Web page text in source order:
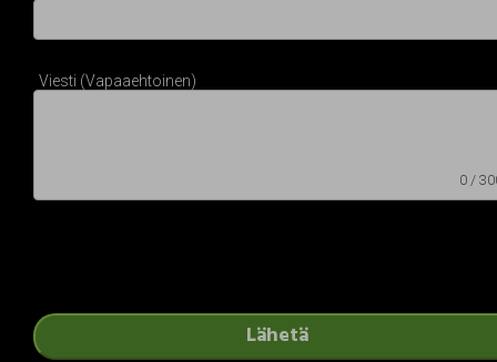
Viesti (Vapaaehtoinen)
0 /
Lähetä